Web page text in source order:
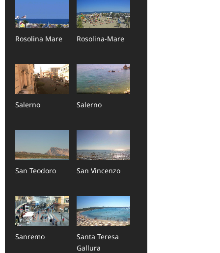
Rosolina Mare Rosolina-Mare
Salerno Salerno
San Teodoro San Vincenzo
Sanremo
Santa Teresa
Gallura